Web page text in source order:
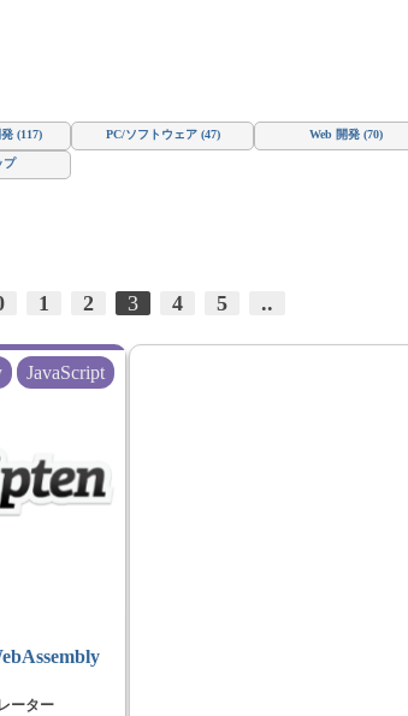
(117) PC/ソフトウェア (47) Web 開発 (70)
プ
1 2 3 4 5 ..
JavaScript
ーター